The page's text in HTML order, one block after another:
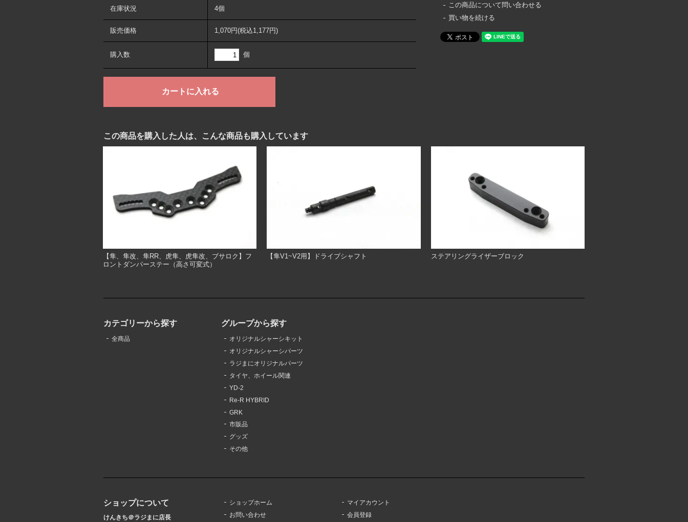
在庫状況 4個
販売価格 1,070円(税込1,177円)
購入数 個
この商品について問い合わせる
買い物を続ける
この商品を購入した人は、こんな商品も購入しています
【隼、隼改、隼RR、虎隼、虎隼改、ブサロク】フ
ロントダンパーステー（高さ可変式）
【隼V1~V2用】ドライブシャフト ステアリングライザーブロック
カテゴリーから探す
全商品
グループから探す
オリジナルシャーシキット
オリジナルシャーシパーツ
ラジまにオリジナルパーツ
タイヤ、ホイール関連
YD-2
Re-R HYBRID
GRK
市販品
グッズ
その他
ショップについて
けんきち＠ラジまに店長
ショップホーム
お問い合わせ
マイアカウント
会員登録